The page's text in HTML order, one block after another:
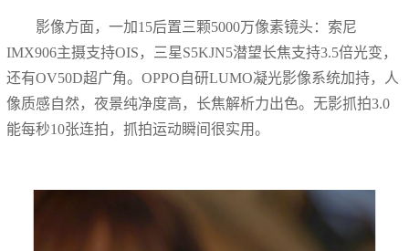
影像方面，一加15后置三颗5000万像素镜头：索尼
IMX906主摄支持OIS，三星S5KJN5潜望长焦支持3.5倍光变，
还有OV50D超广角。OPPO自研LUMO凝光影像系统加持，人
像质感自然，夜景纯净度高，长焦解析力出色。无影抓拍3.0
能每秒10张连拍，抓拍运动瞬间很实用。